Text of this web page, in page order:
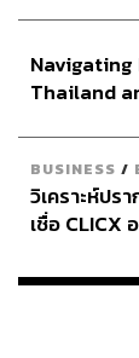
Thailand
BUSINESS /
วิเคราะห์ป
เชื่อ CLICX
เรือนไทยที่ถู